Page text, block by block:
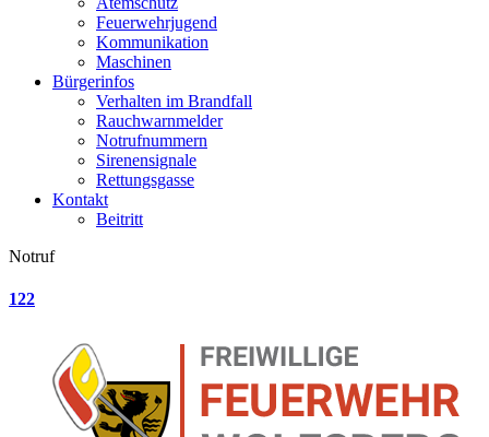
Feuerwehrjugend
Kommunikation
Maschinen
Bürgerinfos
Verhalten im Brandfall
Rauchwarnmelder
Notrufnummern
Sirenensignale
Rettungsgasse
Kontakt
Beitritt
Notruf
122